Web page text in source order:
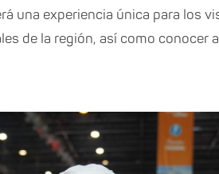
una experiencia única para los
de la región, así como conocer